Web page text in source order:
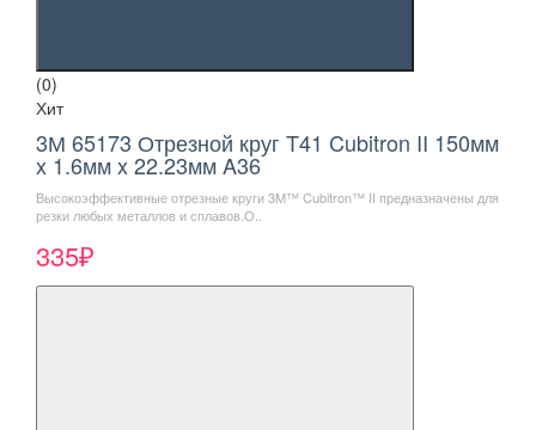
(0)
Хит
3М 65173 Отрезной круг T41 Cubitron II 150мм
x 1.6мм x 22.23мм A36
Высокоэффективные отрезные круги 3M™ Cubitron™ II предназначены для
резки любых металлов и сплавов.О..
335₽